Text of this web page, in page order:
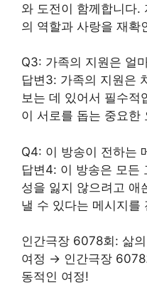
와 도전이 함께합니다.
의 역할과 사랑을 재확
Q3: 가족의 지원은 얼
답변3: 가족의 지원은
보는 데 있어서 필수적
이 서로를 돕는 중요한
Q4: 이 방송이 전하는
답변4: 이 방송은 모든
성을 잃지 않으려고 애
낼 수 있다는 메시지를
인간극장 6078회: 삶
여정 → 인간극장 6078
동적인 여정!